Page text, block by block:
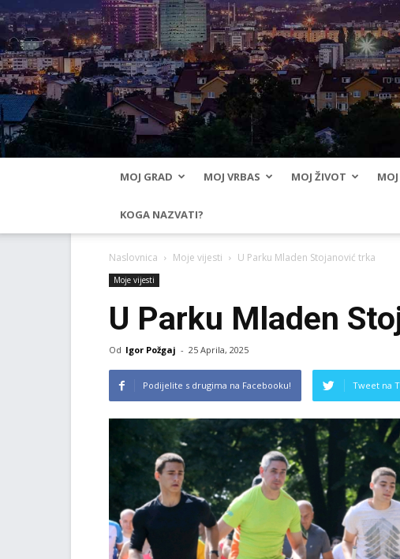
MOJ GRAD MOJ VRBAS MOJ ŽIVOT
KOGA NAZVATI?
Naslovnica Moje vijesti U Parku Mladen Stojanović trka
Moje vijesti
U Parku Mladen
Od Igor Požgaj - 25 Aprila, 2025
Podijelite s drugima na Facebooku! Tweet na